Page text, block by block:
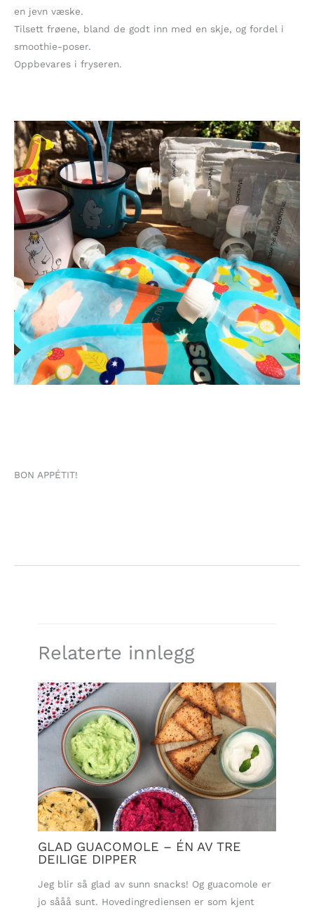
en jevn væske.
Tilsett frøene, bland de godt inn med en skje, og fordel i
smoothie-poser.
Oppbevares i fryseren.
BON APPÉTIT!
Relaterte innlegg
GLAD GUACOMOLE – ÉN AV TRE
DEILIGE DIPPER
Jeg blir så glad av sunn snacks! Og guacomole er
jo sååå sunt. Hovedingrediensen er som kjent